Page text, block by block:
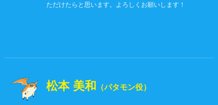
ただけたらと思います。よろしくお願いします！
松本 美和 （パタモン役）